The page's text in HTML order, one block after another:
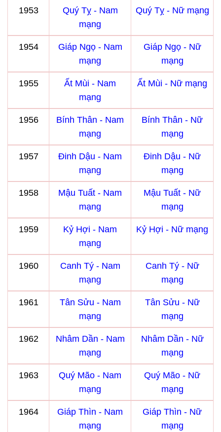
1953
Quý Tỵ - Nam
mạng
Quý Tỵ - Nữ mạng
1954
Giáp Ngọ - Nam
mạng
Giáp Ngọ - Nữ
mạng
1955
Ất Mùi - Nam
mạng
Ất Mùi - Nữ mạng
1956
Bính Thân - Nam
mạng
Bính Thân - Nữ
mạng
1957
Đinh Dậu - Nam
mạng
Đinh Dậu - Nữ
mạng
1958
Mậu Tuất - Nam
mạng
Mậu Tuất - Nữ
mạng
1959
Kỷ Hợi - Nam
mạng
Kỷ Hợi - Nữ mạng
1960
Canh Tý - Nam
mạng
Canh Tý - Nữ
mạng
1961
Tân Sửu - Nam
mạng
Tân Sửu - Nữ
mạng
1962
Nhâm Dần - Nam
mạng
Nhâm Dần - Nữ
mạng
1963
Quý Mão - Nam
mạng
Quý Mão - Nữ
mạng
1964
Giáp Thìn - Nam
mạng
Giáp Thìn - Nữ
mạng